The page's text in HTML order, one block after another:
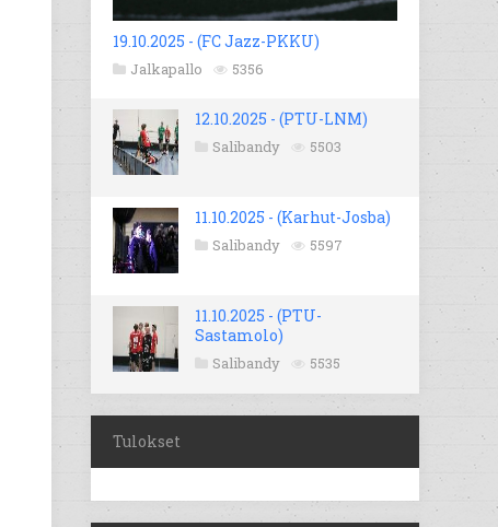
19.10.2025 - (FC Jazz-PKKU)
Jalkapallo 5356
12.10.2025 - (PTU-LNM)
Salibandy 5503
11.10.2025 - (Karhut-Josba)
Salibandy 5597
11.10.2025 - (PTU-
Sastamolo)
Salibandy 5535
Tulokset